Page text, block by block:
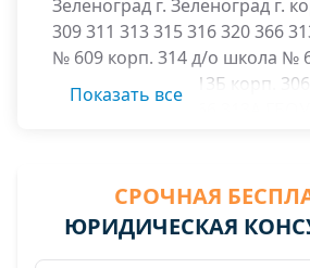
Зеленоград г. Зеленоград г.
309 311 313 315 316 320 366
№ 609 корп. 314 д/о школа №
магазин 'Ашан' 313Б корп.
Показать все
СРОЧНАЯ
ЮРИДИЧЕСКАЯ